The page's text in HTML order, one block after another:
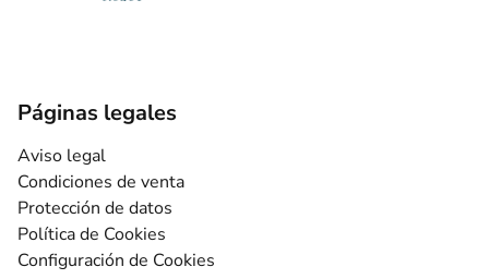
Páginas legales
Aviso legal
Condiciones de venta
Protección de datos
Política de Cookies
Configuración de Cookies